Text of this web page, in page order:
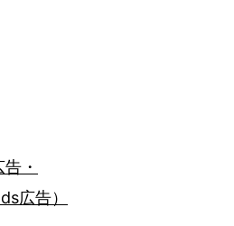
・
広告）